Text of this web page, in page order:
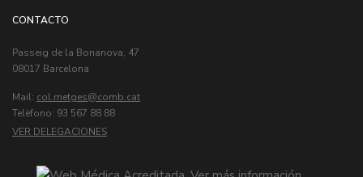
CONTACTO
Passeig de la Bonanova, 47
08017 Barcelona
Mail: col.metges
Telèfono: 93 567 88 88
VER DELEGACIONES